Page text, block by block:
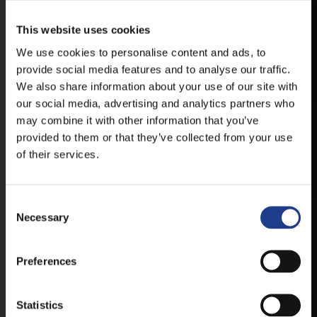
This website uses cookies
We use cookies to personalise content and ads, to
provide social media features and to analyse our traffic.
We also share information about your use of our site with
our social media, advertising and analytics partners who
may combine it with other information that you’ve
provided to them or that they’ve collected from your use
of their services.
Necessary
Preferences
Statistics
ELSŐ KÉZBŐL ÉRTESÜLHESSEN
LEGFRISSEBB HÍREINKRŐL,
FELLÉPŐKRŐL, ESŐ ESETÉN
HELYSZÍNVÁLTOZÁSRÓL.
ELÉRHETŐ ANDROID ÉS IOS RENDSZEREKRE AZ
ISMERT HELYEKEN, VAGY IDE KATTINTVA :